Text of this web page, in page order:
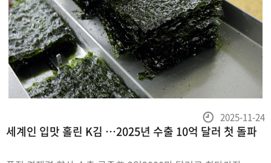
세계인 입맛 홀린 K김 …2025년 수출 10억 달러 첫 돌파
등
록
2025-11-24